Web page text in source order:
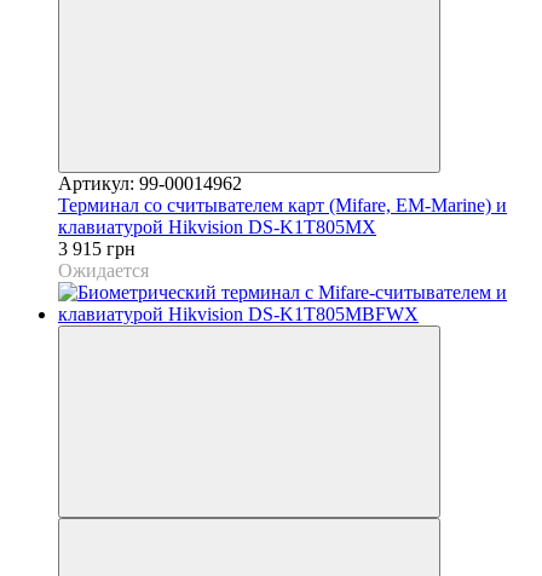
Артикул: 99-00014962
Терминал со считывателем карт (Mifare, EM-Marine) и
клавиатурой Hikvision DS-K1T805MX
3 915 грн
Ожидается